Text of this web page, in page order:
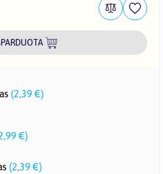
(2,39 €)
€)
(2,39 €)